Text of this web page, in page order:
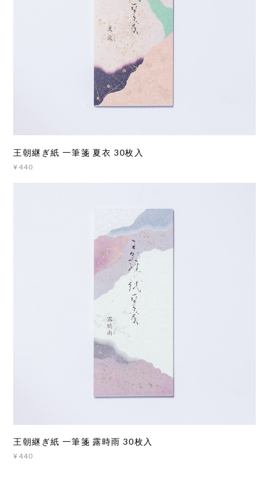
王朝継ぎ紙 一筆箋 夏衣 30枚入
¥440
王朝継ぎ紙 一筆箋 露時雨 30枚入
¥440